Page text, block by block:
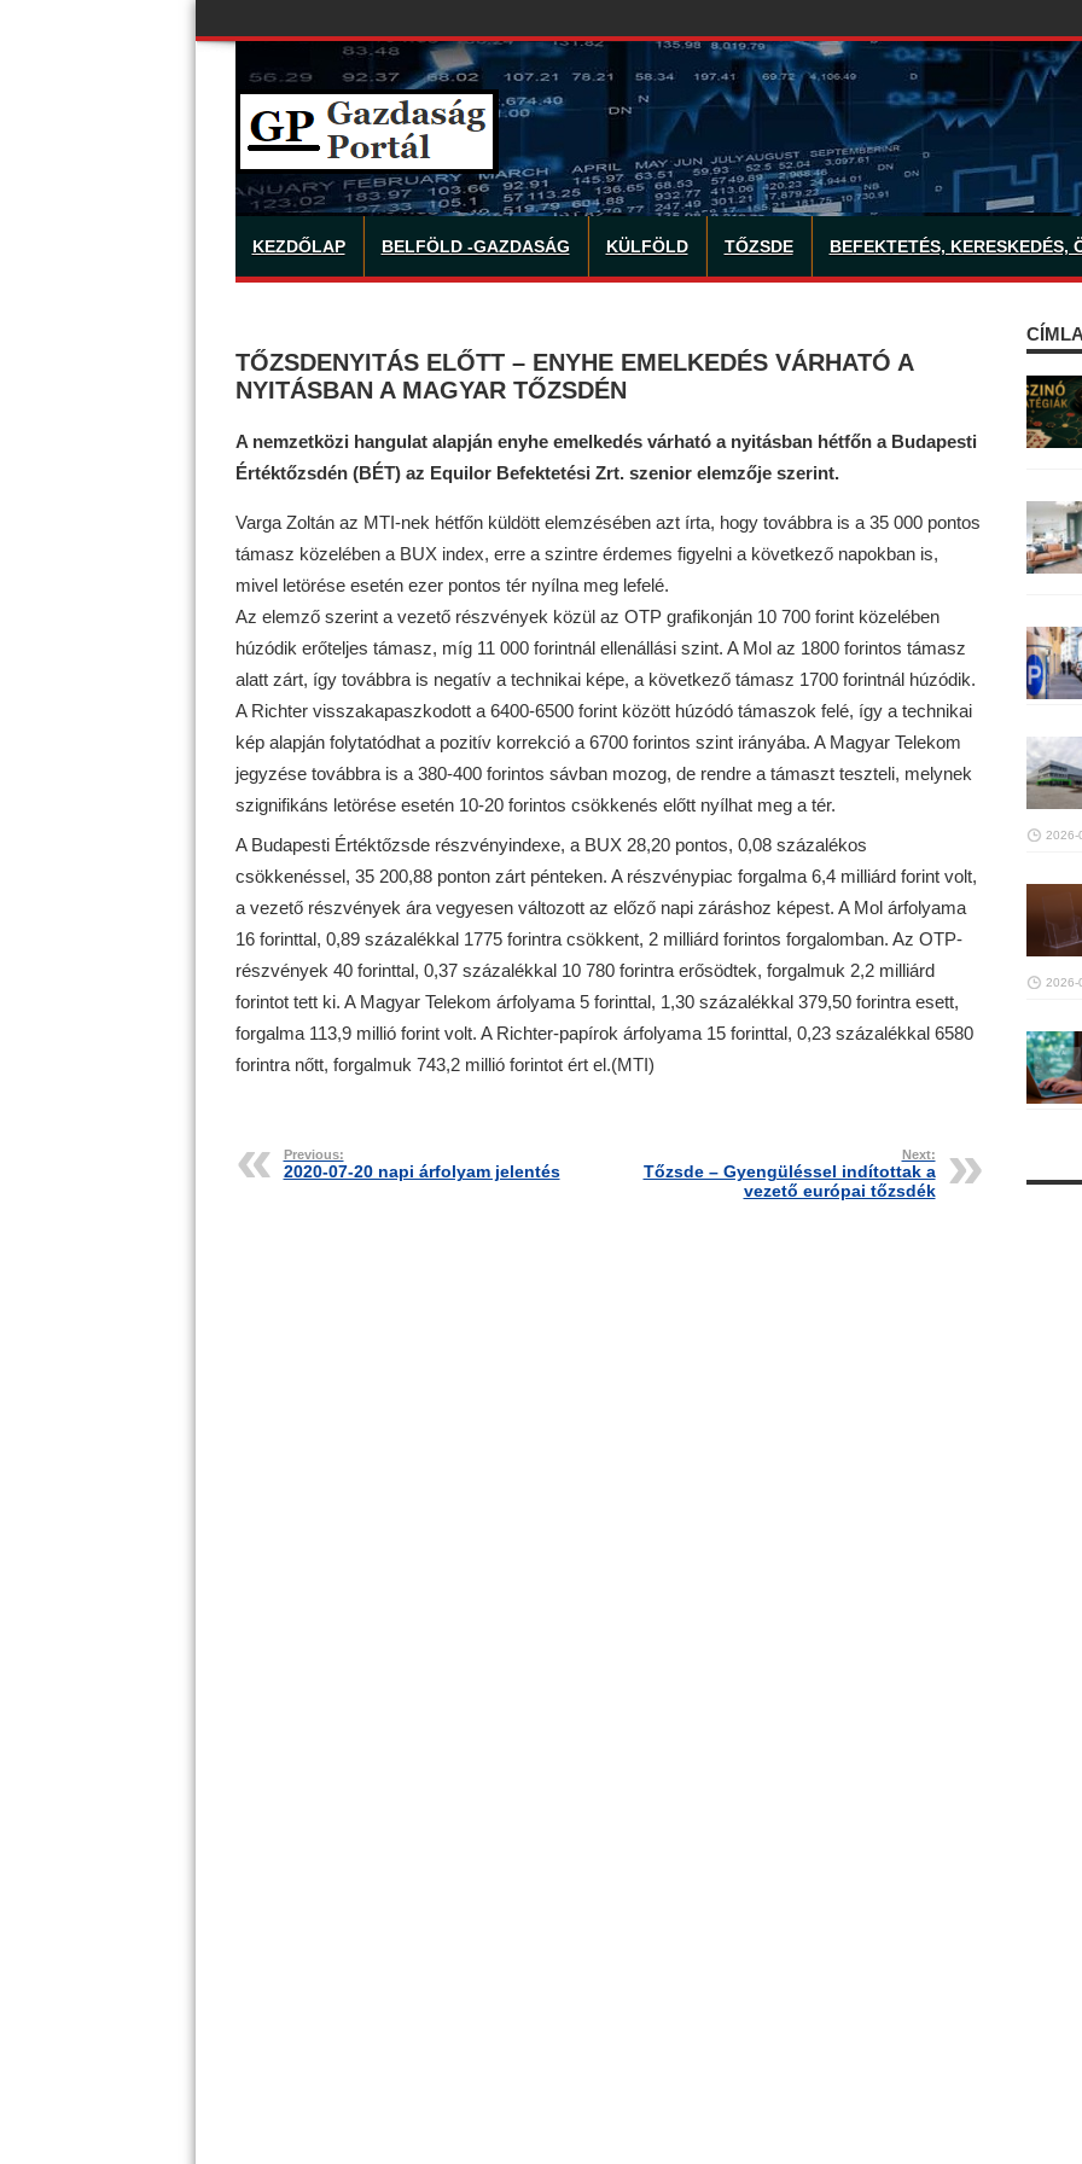
KEZDŐLAP BELFÖLD -GAZDASÁG KÜLFÖLD TŐZSDE BEFEKTETÉS, KERESKEDÉS,
TŐZSDENYITÁS ELŐTT – ENYHE EMELKEDÉS VÁRHATÓ A
NYITÁSBAN A MAGYAR TŐZSDÉN
A nemzetközi hangulat alapján enyhe emelkedés várható a nyitásban hétfőn a Budapesti
Értéktőzsdén (BÉT) az Equilor Befektetési Zrt. szenior elemzője szerint.
Varga Zoltán az MTI-nek hétfőn küldött elemzésében azt írta, hogy továbbra is a 35 000 pontos
támasz közelében a BUX index, erre a szintre érdemes figyelni a következő napokban is,
mivel letörése esetén ezer pontos tér nyílna meg lefelé.
Az elemző szerint a vezető részvények közül az OTP grafikonján 10 700 forint közelében
húzódik erőteljes támasz, míg 11 000 forintnál ellenállási szint. A Mol az 1800 forintos támasz
alatt zárt, így továbbra is negatív a technikai képe, a következő támasz 1700 forintnál húzódik.
A Richter visszakapaszkodott a 6400-6500 forint között húzódó támaszok felé, így a technikai
kép alapján folytatódhat a pozitív korrekció a 6700 forintos szint irányába. A Magyar Telekom
jegyzése továbbra is a 380-400 forintos sávban mozog, de rendre a támaszt teszteli, melynek
szignifikáns letörése esetén 10-20 forintos csökkenés előtt nyílhat meg a tér.
A Budapesti Értéktőzsde részvényindexe, a BUX 28,20 pontos, 0,08 százalékos
csökkenéssel, 35 200,88 ponton zárt pénteken. A részvénypiac forgalma 6,4 milliárd forint volt,
a vezető részvények ára vegyesen változott az előző napi záráshoz képest. A Mol árfolyama
16 forinttal, 0,89 százalékkal 1775 forintra csökkent, 2 milliárd forintos forgalomban. Az OTP-
részvények 40 forinttal, 0,37 százalékkal 10 780 forintra erősödtek, forgalmuk 2,2 milliárd
forintot tett ki. A Magyar Telekom árfolyama 5 forinttal, 1,30 százalékkal 379,50 forintra esett,
forgalma 113,9 millió forint volt. A Richter-papírok árfolyama 15 forinttal, 0,23 százalékkal 6580
forintra nőtt, forgalmuk 743,2 millió forintot ért el.(MTI)
Previous:
2020-07-20 napi árfolyam jelentés
Next:
Tőzsde – Gyengüléssel indítottak a
vezető európai tőzsdék
2026-
2026-